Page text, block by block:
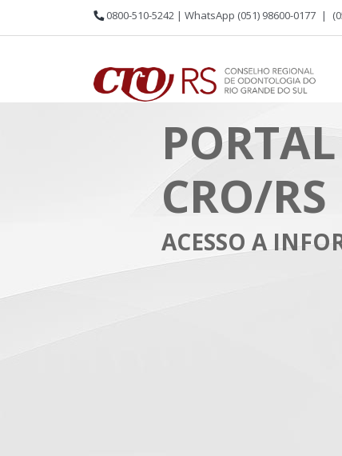
0800-510-5242 | WhatsApp (051) 98600-0177 |
CRO/RS
ACESSO A